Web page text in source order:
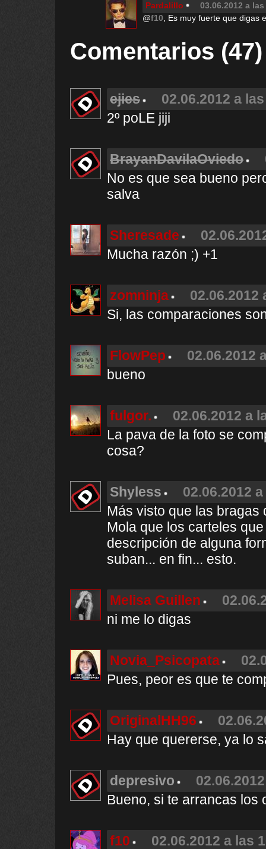
Pardalillo
03.06.2012 a
@f10 , Es muy fuerte que
Comentarios (47)
ejies
02.06.2012 a
2º poLE jiji
BrayanDavilaOviedo
No es que sea bueno
salva
Sheresade
Mucha razón ;) +1
zomninja
02.06.2012
Si, las comparaciones
FlowPep
02.06.2012
bueno
fulgor.
02.06.2012 a
La pava de la foto se
cosa?
Shyless
02.06.2012
Más visto que las bragas
Mola que los carteles
descripción de alguna
suban... en fin... esto.
Melisa Guillen
ni me lo digas
Novia_Psicopata
Pues, peor es que te
OriginalHH96
Hay que quererse, ya lo
depresivo
Bueno, si te arrancas los
f10 02.06.2012 a las